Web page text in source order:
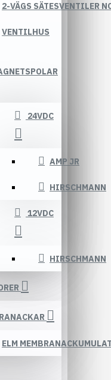
2-VÄGS SÄTESVENTILER
VENTILHUS
24VDC
AMP JR
HIRSCHMANN
12VDC
HIRSCHMANN
ELM